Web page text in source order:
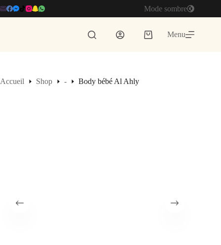
Passer
au
Mode sombre
Panier
Menu
Accueil Shop - Body bébé Al Ahly